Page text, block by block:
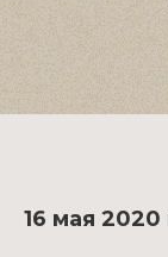
16 мая 2020